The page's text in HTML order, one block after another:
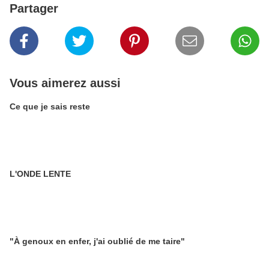
Partager
Vous aimerez aussi
Ce que je sais reste
L'ONDE LENTE
"À genoux en enfer, j'ai oublié de me taire"